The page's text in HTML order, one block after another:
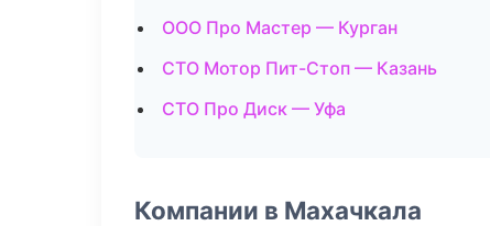
ООО Про Мастер — Курган
СТО Мотор Пит-Стоп — Казань
СТО Про Диск — Уфа
Компании в Махачкала